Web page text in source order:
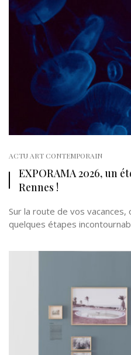
ACTU ART CONTEMPORAIN
EXPORAMA 2026, un
Rennes !
Sur la route de vos vacances,
quelques étapes